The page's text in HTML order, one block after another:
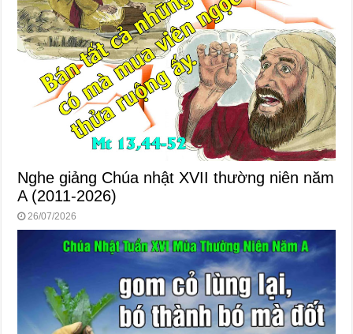
Nghe giảng Chúa nhật XVII thường niên năm
A (2011-2026)
26/07/2026